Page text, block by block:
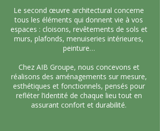
Le second œuvre architectural concerne
tous les éléments qui donnent vie à vos
espaces : cloisons, revêtements de sols et
murs, plafonds, menuiseries intérieures,
peinture…
Chez AIB Groupe, nous concevons et
réalisons des aménagements sur mesure,
esthétiques et fonctionnels, pensés pour
refléter l’identité de chaque lieu tout en
assurant confort et durabilité.